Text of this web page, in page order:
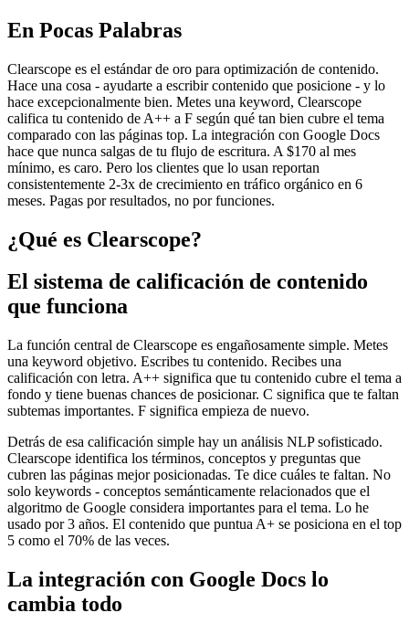
En Pocas Palabras
Clearscope es el estándar de oro para optimización de contenido.
Hace una cosa - ayudarte a escribir contenido que posicione - y lo
hace excepcionalmente bien. Metes una keyword, Clearscope
califica tu contenido de A++ a F según qué tan bien cubre el tema
comparado con las páginas top. La integración con Google Docs
hace que nunca salgas de tu flujo de escritura. A $170 al mes
mínimo, es caro. Pero los clientes que lo usan reportan
consistentemente 2-3x de crecimiento en tráfico orgánico en 6
meses. Pagas por resultados, no por funciones.
¿Qué es Clearscope?
El sistema de calificación de contenido
que funciona
La función central de Clearscope es engañosamente simple. Metes
una keyword objetivo. Escribes tu contenido. Recibes una
calificación con letra. A++ significa que tu contenido cubre el tema a
fondo y tiene buenas chances de posicionar. C significa que te faltan
subtemas importantes. F significa empieza de nuevo.
Detrás de esa calificación simple hay un análisis NLP sofisticado.
Clearscope identifica los términos, conceptos y preguntas que
cubren las páginas mejor posicionadas. Te dice cuáles te faltan. No
solo keywords - conceptos semánticamente relacionados que el
algoritmo de Google considera importantes para el tema. Lo he
usado por 3 años. El contenido que puntua A+ se posiciona en el top
5 como el 70% de las veces.
La integración con Google Docs lo
cambia todo